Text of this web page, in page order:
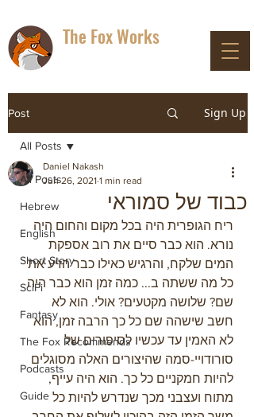
The Fox Works
Post Sign Up
All Posts
Hebrew
English
Short Story
SciFi
Fantasy
The Fox Recommends
Podcasts
Guide
All Posts
כבוד של סמוראי
Daniel Nakash
Jun 26, 2021 1 min read
ריח הגופרית היה בכל מקום והחום היה
נורא. הוא כבר סיים את רוב אספקת
המים שלקח, והרגיש כאילו כבר הזיע את
כל מה ששתה ב... כמה זמן הוא כבר היה
שם? שלושה מקטעים? אולי. הוא לא
חשב שישהה שם כל כך הרבה זמן, הוא
לא האמין עד עכשיו לסיפורים של
סורודויי-סמה שהיצורים האלה מסוגלים
להיות חמקניים כל כך. הוא היה עייף,
מתוח ועצבני מכך שנדרש להיות כל